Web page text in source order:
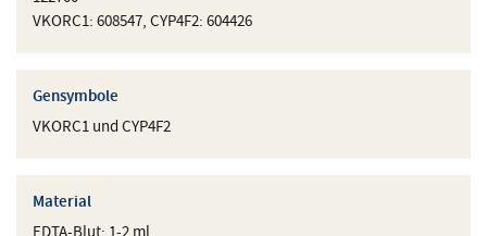
VKORC1: 608547, CYP4F2: 604426
Gensymbole
VKORC1 und CYP4F2
Material
EDTA-Blut: 1-2 ml